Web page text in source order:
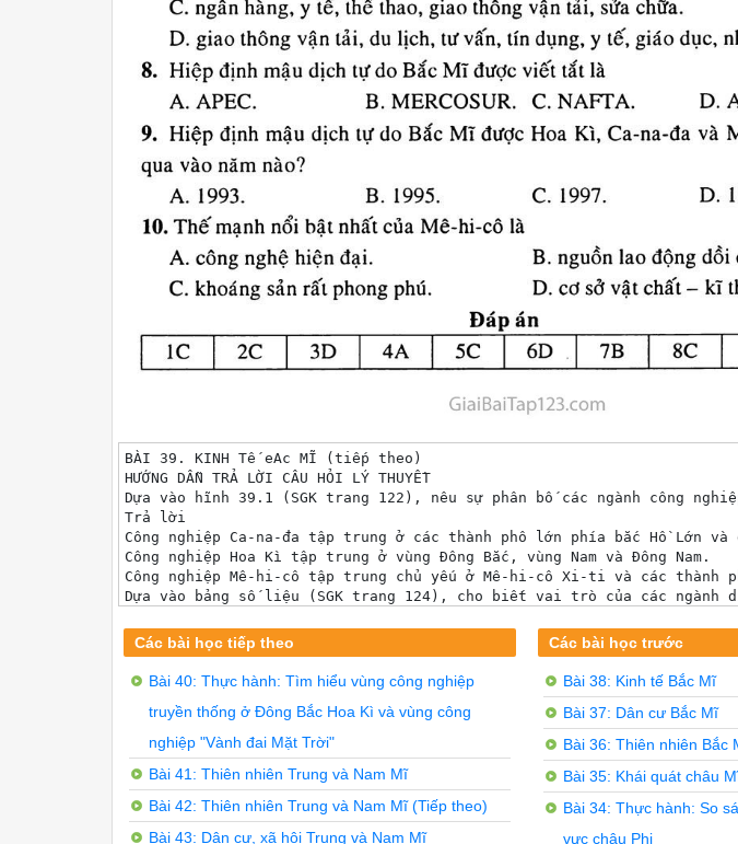
BÀI 39.	KINH Tế eAc MĨ (tiếp theo)
HƯỚNG DẪN TRẢ LỜI CÂU HỎI LÝ THUYỀT
Dựa vào hĩnh 39.1 (SGK trang 122), nêu sự phân bố các ngành công
Trả lời
Công nghiệp Ca-na-đa tập trung ở các thành phô lớn phía bắc Hồ Lớn và
Công nghiệp Hoa Kì tập trung ở vùng Đông Bắc, vùng Nam và Đông Nam.
Công nghiệp Mê-hi-cô tập trung chủ yếu ở Mê-hi-cô Xi-ti và các thành
Dựa vào bảng số liệu (SGK trang 124), cho biết vai trò của các ngành
Các ngành dịch vụ ở Bắc Mĩ chiếm tỉ trọng rất cao trong cơ cấu kinh tế
HƯỚNG DẪN TRẢ LỜI CÂU HỎI VÀ BÀI TẬP
Nêu các ngành công nghiệp quan trọng của các nước Bắc Mĩ. Những
Công nghiệp mũi nhọn của Bắc Mĩ là các ngành sản xuất máy tự
Cùng với sự phát triển của cuộc cách mạng khoa học và kĩ thuật,
Hiệp định mậu dịch tự do Bắc Mĩ (NAFTA) có ý nghĩa gì với các nước Bắc
Trả lời
NAFTA được thiết lập để kết hợp thế mạnh của ba nước, tạo nên
NAFTA cho phép các nước Hoa Kì, Ca-na-đa chuyển giao công nghệ
BÀI TẬP TRẮC NGHIỆM
Các bài học tiếp theo
Bài 40: Thực hành: Tìm hiểu vùng công nghiệp
truyền thống ở Đông Bắc Hoa Kì và vùng công
nghiệp "Vành đai Mặt Trời"
Bài 41: Thiên nhiên Trung và Nam Mĩ
Bài 42: Thiên nhiên Trung và Nam Mĩ (Tiếp theo)
Bài 43: Dân cư, xã hội Trung và Nam Mĩ
Các bài học trước
Bài 38: Kinh tế Bắc Mĩ
Bài 37: Dân cư Bắc Mĩ
Bài 36: Thiên nhiên Bắc
Bài 35: Khái quát châu
Bài 34: Thực hành: So
vực châu Phi